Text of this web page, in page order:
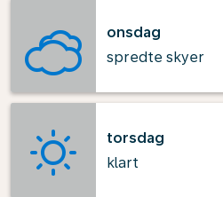
onsdag
spredte skyer
torsdag
klart